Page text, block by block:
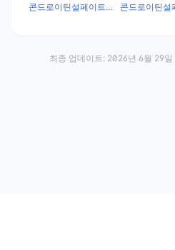
콘드로이틴설페이트나트륨 300mg · 푸르설티아민 50mg · 리보플라빈부티레이트 6mg · 니코틴산아미드 10mg · 판토텐산칼슘 10mg · 피리독신염산염 11mg · 시아노코발라민 30μg · 토코페롤아세테이트 50mg · γ-오리자놀 5mg
최종 업데이트: 2026년 6월 29일